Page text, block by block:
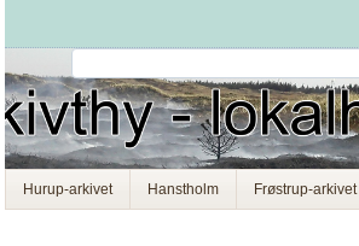
Hurup-arkivet Hanstholm Frøstrup-arkivet